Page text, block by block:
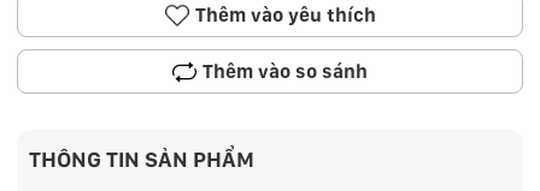
Thêm vào yêu thích
Thêm vào so sánh
THÔNG TIN SẢN PHẨM